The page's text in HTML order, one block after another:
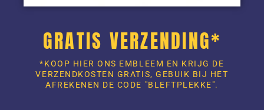
GRATIS VERZENDING*
*KOOP HIER ONS EMBLEEM EN KRIJG DE
VERZENDKOSTEN GRATIS, GEBUIK BIJ HET
AFREKENEN DE CODE "BLEFTPLEKKE".